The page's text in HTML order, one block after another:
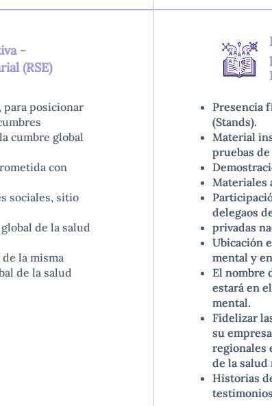
-
(RSE)
para posicionar
cumbre global
con
sociales, sitio
de la salud
la misma
de la salud
Presencia
(Stands).
Material
pruebas
Materiales
delegaos
privadas
Ubicación
mental y
El nombre
estará en
mental.
Fidelizar
su
regionales
de la salud
Historias
Presencia
(Stands).
Material
pruebas
Materiales
delegaos
privadas
Ubicación
mental y
El nombre
estará en
mental.
Fidelizar
su
regionales
de la salud
Historias